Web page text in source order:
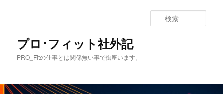
へ
プロ･フィット社外記
PRO_Fitの仕事とは関係無い事で御座います。
索